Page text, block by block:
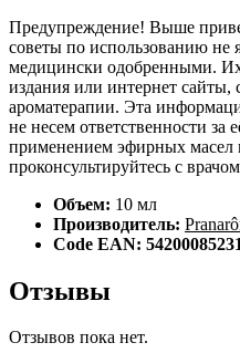
Предупреждение! Выше
советы по использованию не
медицински одобренными.
издания или интернет
ароматерапии. Эта
не несем ответственности за
применением эфирных масел
проконсультируйтесь с
Объем: 10 мл
Производитель:
Code EAN:
Отзывы
Отзывов пока нет.